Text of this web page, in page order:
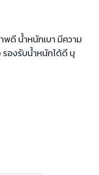
ดี น้ำหนักเบา มีความ
องรับน้ำหนักได้ดี บุ